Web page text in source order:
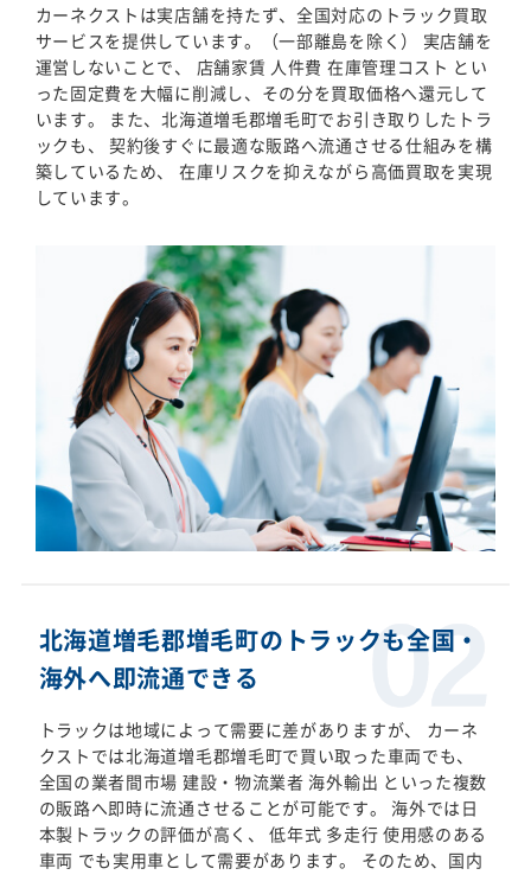
カーネクストは実店舗を持たず、全国対応のトラック買取
サービスを提供しています。（一部離島を除く） 実店舗を
運営しないことで、 店舗家賃 人件費 在庫管理コスト とい
った固定費を大幅に削減し、その分を買取価格へ還元して
います。 また、北海道増毛郡増毛町でお引き取りしたトラ
ックも、 契約後すぐに最適な販路へ流通させる仕組みを構
築しているため、 在庫リスクを抑えながら高価買取を実現
しています。
北海道増毛郡増毛町のトラックも全国・
海外へ即流通できる
トラックは地域によって需要に差がありますが、 カーネ
クストでは北海道増毛郡増毛町で買い取った車両でも、
全国の業者間市場 建設・物流業者 海外輸出 といった複数
の販路へ即時に流通させることが可能です。 海外では日
本製トラックの評価が高く、 低年式 多走行 使用感のある
車両 でも実用車として需要があります。 そのため、国内